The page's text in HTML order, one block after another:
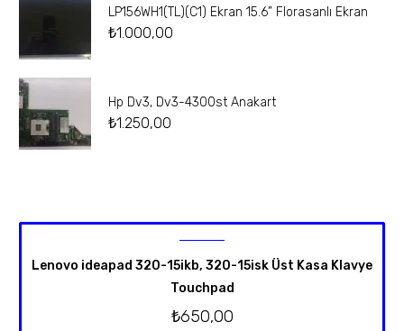
LP156WH1(TL)(C1) Ekran 15.6” Florasanlı Ekran
₺1.000,00
Hp Dv3, Dv3-4300st Anakart
₺1.250,00
Lenovo ideapad 320-15ikb, 320-15isk Üst Kasa Klavye
Touchpad
₺650,00